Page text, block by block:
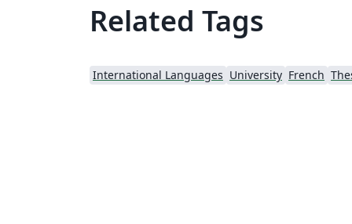
Related Tags
International Languages University French